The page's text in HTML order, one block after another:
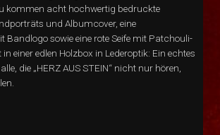
kommen acht hochwertig bedruckte
und Albumcover, eine
Bandlogo sowie eine rote Seife mit Patchouli-
einer edlen Holzbox in Lederoptik: Ein echtes
die „HERZ AUS STEIN“ nicht nur hören,